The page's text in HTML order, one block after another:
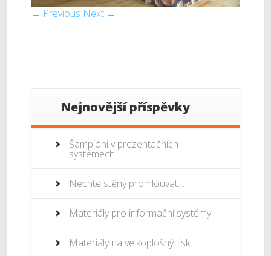
← Previous Next →
Nejnovější příspěvky
Šampióni v prezentačních
systémech
Nechte stěny promlouvat…
Materiály pro informační systémy
Materiály na velkoplošný tisk